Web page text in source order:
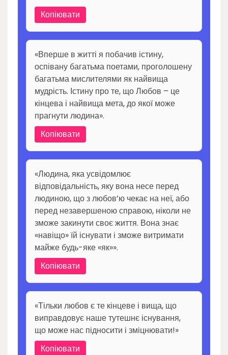
Копіювати
«Вперше в житті я побачив істину,
оспівану багатьма поетами, проголошену
багатьма мислителями як найвища
мудрість. Істину про те, що Любов – це
кінцева і найвища мета, до якої може
прагнути людина».
Копіювати
«Людина, яка усвідомлює
відповідальність, яку вона несе перед
людиною, що з любов’ю чекає на неї, або
перед незавершеною справою, ніколи не
зможе закинути своє життя. Вона знає
«навіщо» їй існувати і зможе витримати
майже будь-яке «як»».
Копіювати
«Тільки любов є те кінцеве і вища, що
виправдовує наше тутешнє існування,
що може нас підносити і зміцнювати!»
Копіювати